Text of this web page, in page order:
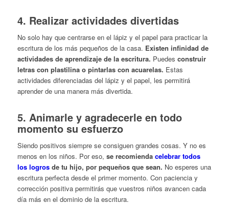
4. Realizar actividades divertidas
No solo hay que centrarse en el lápiz y el papel para practicar la
escritura de los más pequeños de la casa. Existen infinidad de
actividades de aprendizaje de la escritura. Puedes construir
letras con plastilina o pintarlas con acuarelas. Estas
actividades diferenciadas del lápiz y el papel, les permitirá
aprender de una manera más divertida.
5. Animarle y agradecerle en todo
momento su esfuerzo
Siendo positivos siempre se consiguen grandes cosas. Y no es
menos en los niños. Por eso, se recomienda celebrar todos
los logrosde tu hijo, por pequeños que sean. No esperes una
escritura perfecta desde el primer momento. Con paciencia y
corrección positiva permitirás que vuestros niños avancen cada
día más en el dominio de la escritura.